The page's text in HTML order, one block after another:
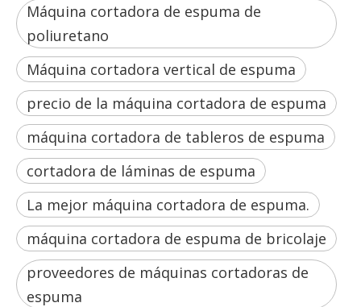
Máquina cortadora de espuma de
poliuretano
Máquina cortadora vertical de espuma
precio de la máquina cortadora de espuma
máquina cortadora de tableros de espuma
cortadora de láminas de espuma
La mejor máquina cortadora de espuma.
máquina cortadora de espuma de bricolaje
proveedores de máquinas cortadoras de
espuma